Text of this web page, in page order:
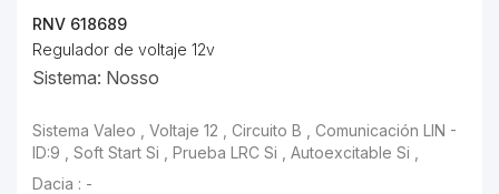
RNV 618689
Regulador de voltaje 12v
Sistema: Nosso
Sistema Valeo , Voltaje 12 , Circuito B , Comunicación LIN -
ID:9 , Soft Start Si , Prueba LRC Si , Autoexcitable Si ,
Dacia : -